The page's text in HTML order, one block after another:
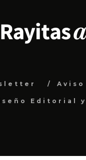
Editorial